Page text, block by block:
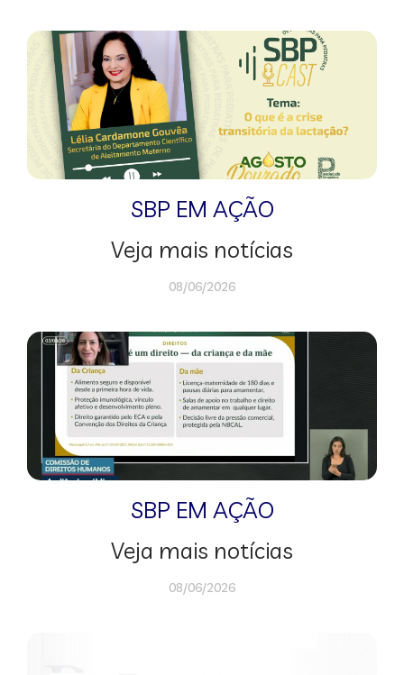
SBP EM AÇÃO
Veja mais notícias
08/06/2026
SBP EM AÇÃO
Veja mais notícias
08/06/2026